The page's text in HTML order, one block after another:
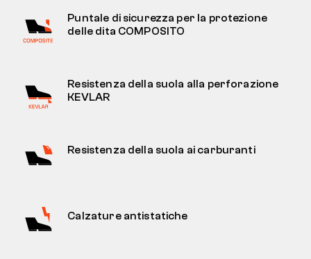
Puntale di sicurezza per la protezione
delle dita COMPOSITO
Resistenza della suola alla perforazione
KEVLAR
Resistenza della suola ai carburanti
Calzature antistatiche